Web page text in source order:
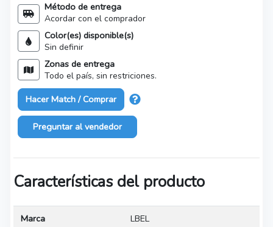
Método de entrega
Acordar con el comprador
Color(es) disponible(s)
Sin definir
Zonas de entrega
Todo el país, sin restriciones.
Hacer Match / Comprar
Preguntar al vendedor
Características del producto
Marca LBEL